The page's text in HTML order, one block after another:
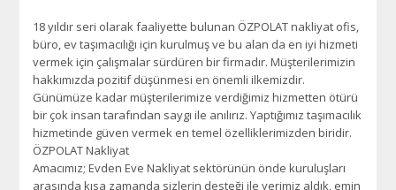
18 yıldır seri olarak faaliyette bulunan ÖZPOLAT nakliyat ofis,
büro, ev taşımacılığı için kurulmuş ve bu alan da en iyi hizmeti
vermek için çalışmalar sürdüren bir firmadır. Müşterilerimizin
hakkımızda pozitif düşünmesi en önemli ilkemizdir.
Günümüze kadar müşterilerimize verdiğimiz hizmetten ötürü
bir çok insan tarafından saygı ile anılırız. Yaptığımız taşımacılık
hizmetinde güven vermek en temel özelliklerimizden biridir.
ÖZPOLAT Nakliyat
Amacımız; Evden Eve Nakliyat sektörünün önde kuruluşları
arasında kısa zamanda sizlerin desteği ile yerimiz aldık, emin